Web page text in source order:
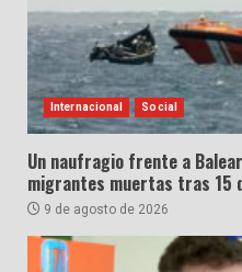
Internacional Social
Un naufragio frente a
migrantes muertas tras 15
9 de agosto de 2026